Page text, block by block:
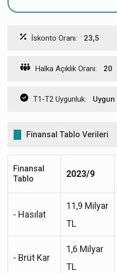
İskonto Oranı: 23,5
Halka Açıklık Oranı: 20
T1-T2 Uygunluk:
Finansal Tablo Verileri
Finansal
Tablo
2023/9
- Hasılat
11,9 Milyar
TL
- Brüt Kar
1,6 Milyar
TL